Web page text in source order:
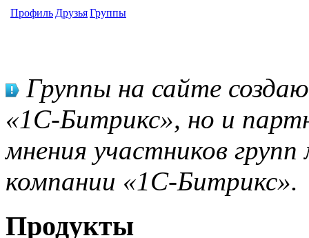
Профиль ДрузьяГруппы
Группы на сайте
«1С-Битрикс», но и
мнения участников
компании «1С-Битрикс».
Продукты